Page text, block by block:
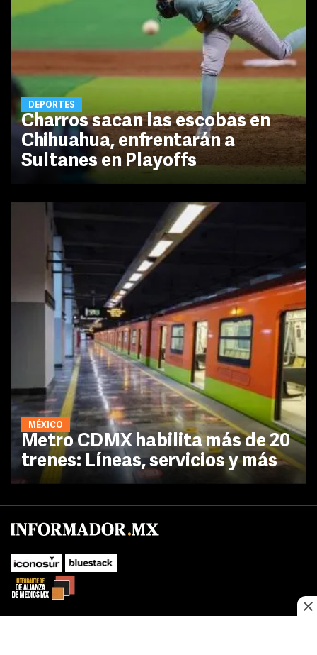
DEPORTES
Charros sacan las escobas en
Chihuahua, enfrentarán a
Sultanes en Playoffs
MÉXICO
Metro CDMX habilita más de 20
trenes: Líneas, servicios y más